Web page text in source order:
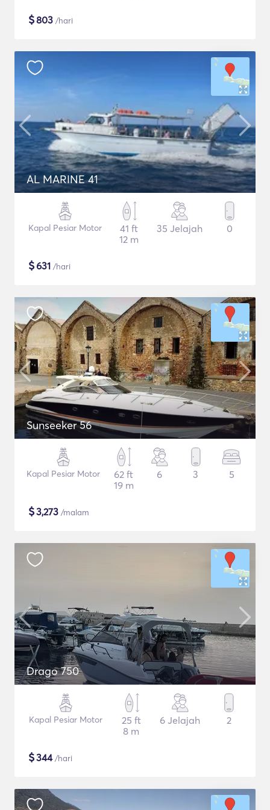
$803 /hari
AL MARINE 41
Kapal Pesiar Motor
41 ft
12 m
35 Jelajah 0
$631 /hari
Sunseeker 56
Kapal Pesiar Motor
62 ft
19 m
6 3 5
$3,273 /malam
Drago 750
Kapal Pesiar Motor
25 ft
8 m
6 Jelajah 2
$344/hari